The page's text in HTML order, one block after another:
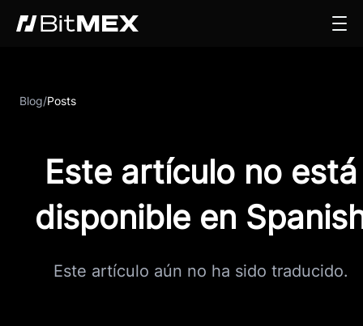
Blog/Posts
Este artículo no está
disponible en
Este artículo aún no ha sido traducido.